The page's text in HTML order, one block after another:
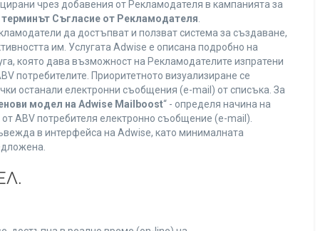
чрез добавения от Рекламодателя в кампанията за
Съгласие от Рекламодателя
да достъпват и ползват система за създаване,
им. Услугата Adwise е описана подробно на
която дава възможност на Рекламодателите изпратени
потребителите. Приоритетното визуализиране се
останали електронни съобщения (e-mail) от списъка. За
модел на Adwise Mailboost“ - определя начина на
ABV потребителя електронно съобщение (e-mail).
в интерфейса на Adwise, като минималната